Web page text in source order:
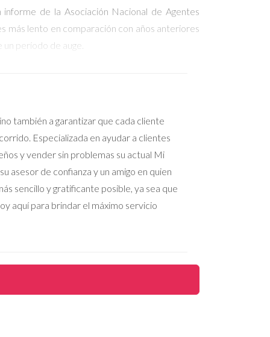
de la Asociación Nacional de Agentes
más lento en comparación con años anteriores
período de auge.
asequibles.
signos de desaceleración.
experiencias en el mercado inmobiliario de
Con dos hijos pequeños y un deseo de
debido a la competencia feroz y las ofertas
también a garantizar que cada cliente
Especializada en ayudar a clientes
y vender sin problemas su actual Mi
asesor de confianza y un amigo en quien
sencillo y gratificante posible, ya sea que
aquí para brindar el máximo servicio